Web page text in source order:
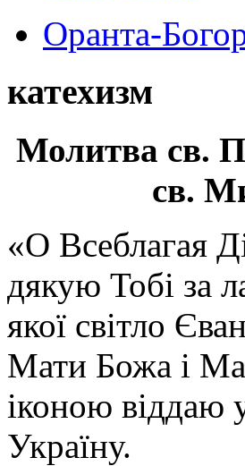
Оранта-
катехизм
Молитва св.
св.
«О Всеблагая
дякую Тобі за
якої світло
Мати Божа і
іконою віддаю
Україну.